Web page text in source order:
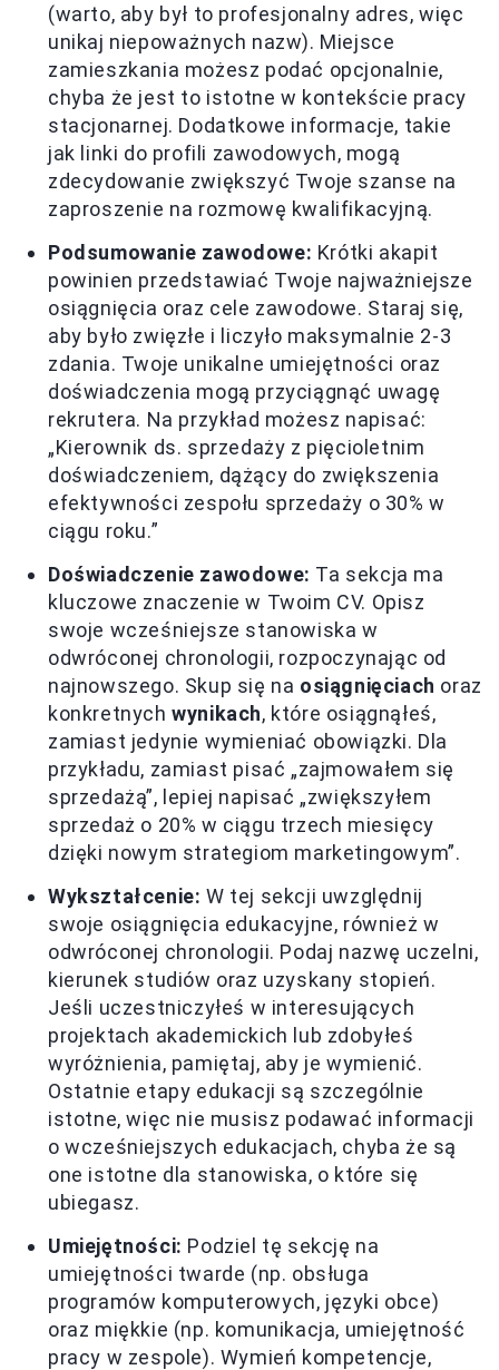
(warto, aby był to profesjonalny adres, więc
unikaj niepoważnych nazw). Miejsce
zamieszkania możesz podać opcjonalnie,
chyba że jest to istotne w kontekście pracy
stacjonarnej. Dodatkowe informacje, takie
jak linki do profili zawodowych, mogą
zdecydowanie zwiększyć Twoje szanse na
zaproszenie na rozmowę kwalifikacyjną.
Podsumowanie zawodowe: Krótki akapit
powinien przedstawiać Twoje najważniejsze
osiągnięcia oraz cele zawodowe. Staraj się,
aby było zwięzłe i liczyło maksymalnie 2-3
zdania. Twoje unikalne umiejętności oraz
doświadczenia mogą przyciągnąć uwagę
rekrutera. Na przykład możesz napisać:
„Kierownik ds. sprzedaży z pięcioletnim
doświadczeniem, dążący do zwiększenia
efektywności zespołu sprzedaży o 30% w
ciągu roku.”
Doświadczenie zawodowe: Ta sekcja ma
kluczowe znaczenie w Twoim CV. Opisz
swoje wcześniejsze stanowiska w
odwróconej chronologii, rozpoczynając od
najnowszego. Skup się na osiągnięciach oraz
konkretnychwynikach, które osiągnąłeś,
zamiast jedynie wymieniać obowiązki. Dla
przykładu, zamiast pisać „zajmowałem się
sprzedażą”, lepiej napisać „zwiększyłem
sprzedaż o 20% w ciągu trzech miesięcy
dzięki nowym strategiom marketingowym”.
Wykształcenie: W tej sekcji uwzględnij
swoje osiągnięcia edukacyjne, również w
odwróconej chronologii. Podaj nazwę uczelni,
kierunek studiów oraz uzyskany stopień.
Jeśli uczestniczyłeś w interesujących
projektach akademickich lub zdobyłeś
wyróżnienia, pamiętaj, aby je wymienić.
Ostatnie etapy edukacji są szczególnie
istotne, więc nie musisz podawać informacji
o wcześniejszych edukacjach, chyba że są
one istotne dla stanowiska, o które się
ubiegasz.
Umiejętności: Podziel tę sekcję na
umiejętności twarde (np. obsługa
programów komputerowych, języki obce)
oraz miękkie (np. komunikacja, umiejętność
pracy w zespole). Wymień kompetencje,